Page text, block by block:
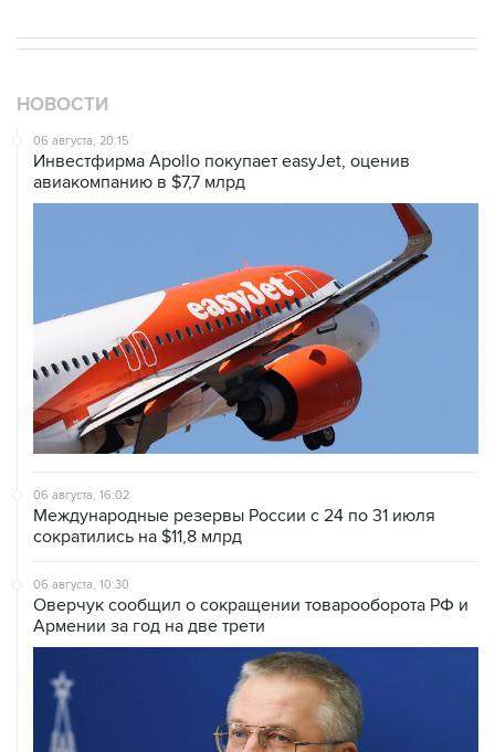
НОВОСТИ
06 августа, 20:15
Инвестфирма Apollo покупает easyJet, оценив
авиакомпанию в $7,7 млрд
06 августа, 16:02
Международные резервы России с 24 по 31 июля
сократились на $11,8 млрд
06 августа, 10:30
Оверчук сообщил о сокращении товарооборота РФ и
Армении за год на две трети